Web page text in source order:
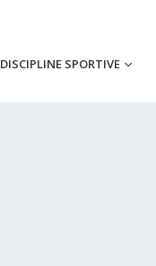
DISCIPLINE SPORTIVE